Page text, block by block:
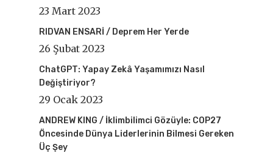
23 Mart 2023
RIDVAN ENSARİ / Deprem Her Yerde
26 Şubat 2023
ChatGPT: Yapay Zekâ Yaşamımızı Nasıl
Değiştiriyor?
29 Ocak 2023
ANDREW KING / İklimbilimci Gözüyle: COP27
Öncesinde Dünya Liderlerinin Bilmesi Gereken
Üç Şey